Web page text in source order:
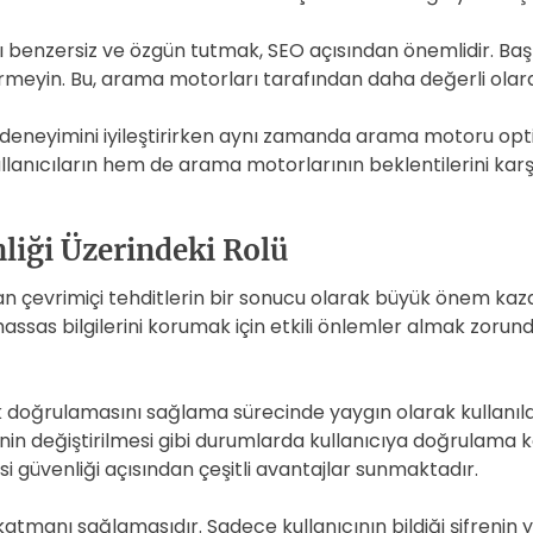
benzersiz ve özgün tutmak, SEO açısından önemlidir.
Bu, arama motorları tarafından daha değerli
deneyimini iyileştirirken aynı zamanda arama motoru
hem de arama motorlarının beklentilerini
Üzerindeki Rolü
çevrimiçi tehditlerin bir sonucu olarak büyük önem
bilgilerini korumak için etkili önlemler almak
doğrulamasını sağlama sürecinde yaygın olarak
değiştirilmesi gibi durumlarda kullanıcıya doğrulama
açısından çeşitli avantajlar sunmaktadır.
sağlamasıdır. Sadece kullanıcının bildiği